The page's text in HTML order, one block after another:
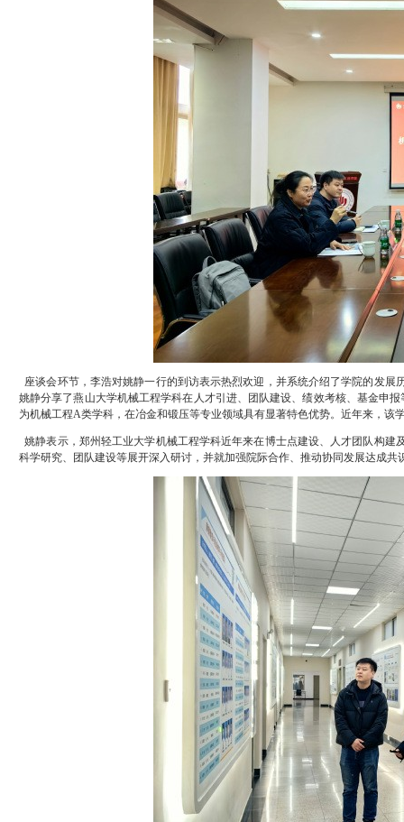
座谈会环节‌，李浩对姚静一行的到访表示热烈欢迎，并系统介绍了学院的发
姚静分享了燕山大学机械工程学科在人才引进、团队建设、绩效考核、基金申
为机械工程A类学科，在冶金和锻压等专业领域具有显著特色优势。近年来，
姚静表示‌，郑州轻工业大学机械工程学科近年来在博士点建设、人才团队构
科学研究、团队建设等展开深入研讨，并就加强院际合作、推动协同发展达成共